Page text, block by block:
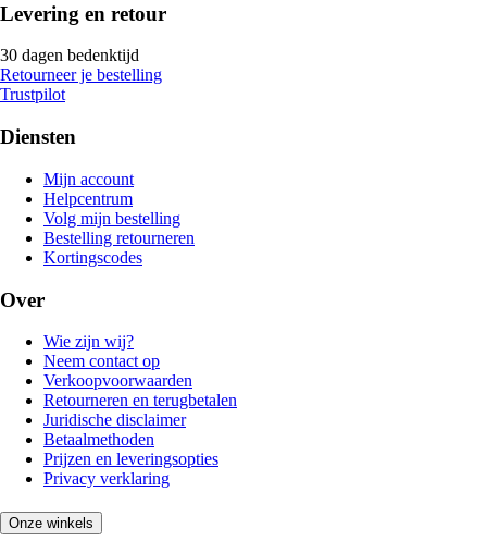
Levering en retour
30 dagen bedenktijd
Retourneer je bestelling
Trustpilot
Diensten
Mijn account
Helpcentrum
Volg mijn bestelling
Bestelling retourneren
Kortingscodes
Over
Wie zijn wij?
Neem contact op
Verkoopvoorwaarden
Retourneren en terugbetalen
Juridische disclaimer
Betaalmethoden
Prijzen en leveringsopties
Privacy verklaring
Onze winkels